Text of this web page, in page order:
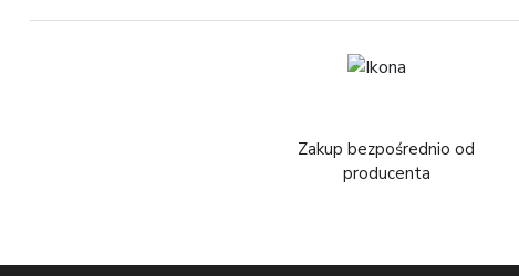
Zakup bezpośrednio od
producenta